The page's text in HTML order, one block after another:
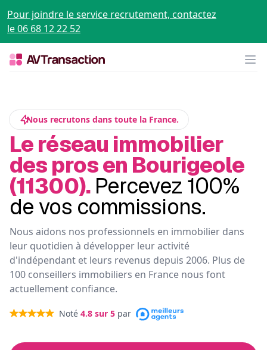
Pour joindre le service recrutement, contactez
le 06 68 12 22 52
Nous recrutons dans toute la France.
Le réseau immobilier
des pros en Bourigeole
(11300). Percevez 100%
de vos commissions.
Nous aidons nos professionnels en immobilier dans
leur quotidien à développer leur activité
d'indépendant et leurs revenus depuis 2006. Plus de
100 conseillers immobiliers en France nous font
actuellement confiance.
Noté 4.8 sur 5 par